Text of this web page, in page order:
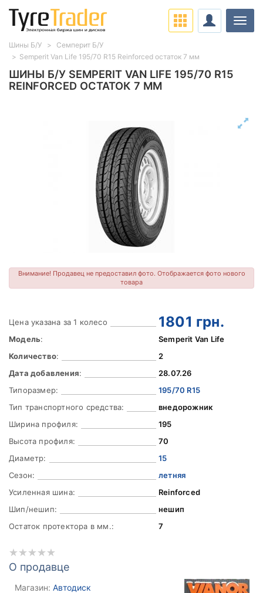
ШИНЫ Б/У SEMPERIT VAN LIFE 195/70 R15
REINFORCED ОСТАТОК 7 ММ
Внимание! Продавец не предоставил фото. Отображается фото нового
товара
Цена указана за 1 колесо 1801 грн.
Модель:
Semperit Van Life
Количество:
2
Дата добавления:
28.07.26
Типоразмер:
195/70 R15
Тип транспортного средства:
внедорожник
Ширина профиля:
195
Высота профиля:
70
Диаметр:
15
Сезон:
летняя
Усиленная шина:
Reinforced
Шип/нешип:
нешип
Остаток протектора в мм.:
7
О продавце
Магазин: Автодиск
Шины Б/У
Семперит Б/У
Semperit Van Life 195/70 R15 Reinforced остаток 7 мм